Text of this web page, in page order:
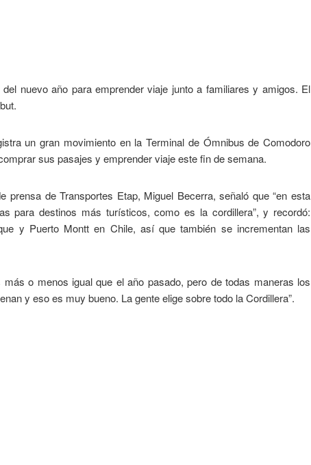
nuevo año para emprender viaje junto a familiares y amigos. El
un gran movimiento en la Terminal de Ómnibus de Comodoro
sus pasajes y emprender viaje este fin de semana.
prensa de Transportes Etap, Miguel Becerra, señaló que “en esta
para destinos más turísticos, como es la cordillera”, y recordó:
y Puerto Montt en Chile, así que también se incrementan las
o menos igual que el año pasado, pero de todas maneras los
y eso es muy bueno. La gente elige sobre todo la Cordillera”.